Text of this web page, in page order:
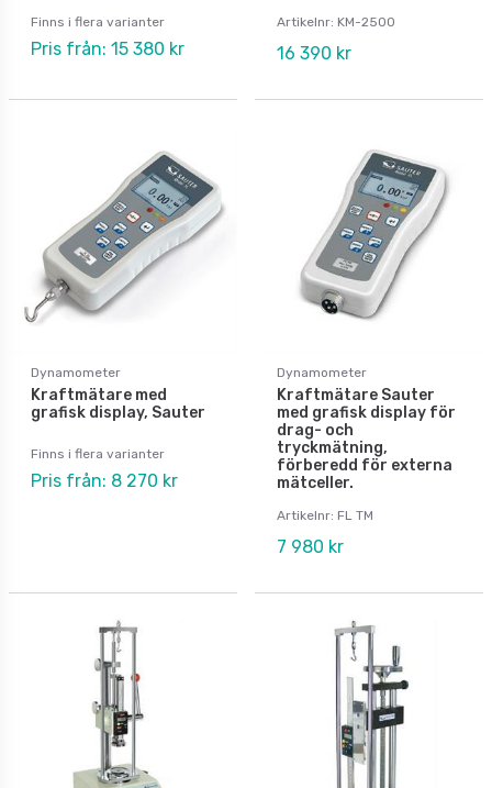
Finns i flera varianter
Pris från: 15 380 kr
Artikelnr: KM-2500
16 390 kr
Dynamometer
Kraftmätare med
grafisk display, Sauter
Finns i flera varianter
Pris från: 8 270 kr
Dynamometer
Kraftmätare Sauter
med grafisk display för
drag- och
tryckmätning,
förberedd för externa
mätceller.
Artikelnr: FL TM
7 980 kr